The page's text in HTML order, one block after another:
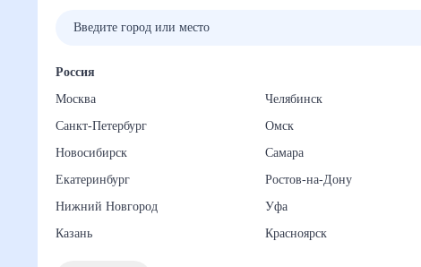
Россия
Москва
Санкт-Петербург
Новосибирск
Екатеринбург
Нижний Новгород
Казань
Челябинск
Омск
Самара
Ростов-на-Дону
Уфа
Красноярск